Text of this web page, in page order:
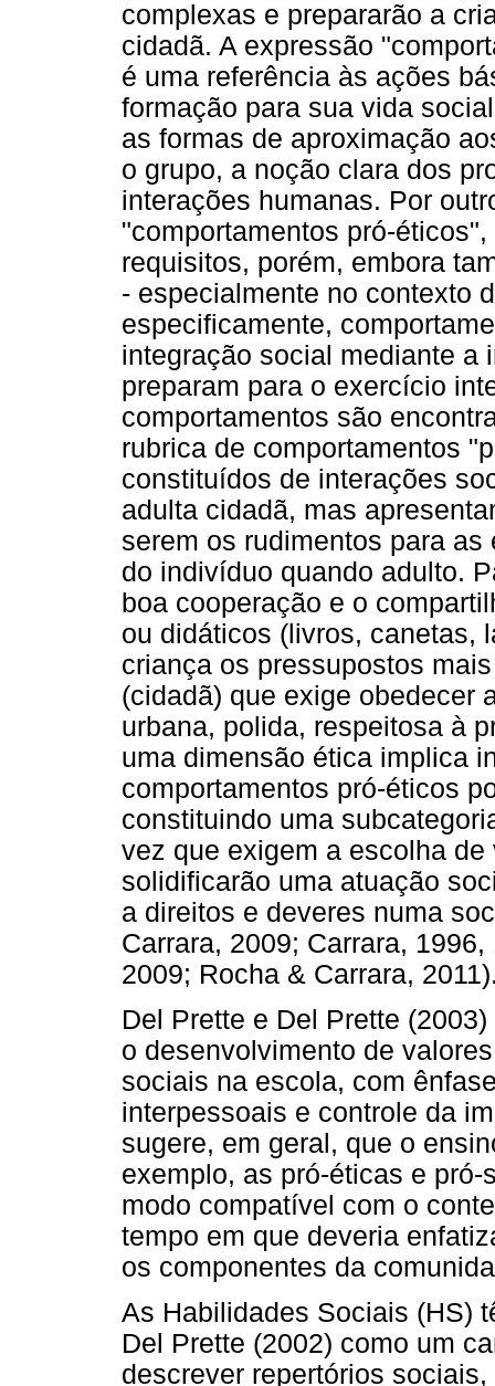
complexas e prepararão a
cidadã. A expressão
é uma referência às ações
formação para sua vida
as formas de aproximação
o grupo, a noção clara dos
interações humanas. Por
"comportamentos pró-
requisitos, porém, embora
- especialmente no contexto
especificamente,
integração social mediante a
preparam para o exercício
comportamentos são
rubrica de comportamentos
constituídos de interações
adulta cidadã, mas
serem os rudimentos para
do indivíduo quando adulto.
boa cooperação e o
ou didáticos (livros, canetas,
criança os pressupostos
(cidadã) que exige obedecer
urbana, polida, respeitosa à
uma dimensão ética implica
comportamentos pró-éticos
constituindo uma
vez que exigem a escolha
solidificarão uma atuação
a direitos e deveres numa
Carrara, 2009; Carrara,
2009; Rocha & Carrara,
Del Prette e Del Prette
o desenvolvimento de
sociais na escola, com
interpessoais e controle da
sugere, em geral, que o
exemplo, as pró-éticas e
modo compatível com o
tempo em que deveria
os componentes da
As Habilidades Sociais (HS)
Del Prette (2002) como um
descrever repertórios